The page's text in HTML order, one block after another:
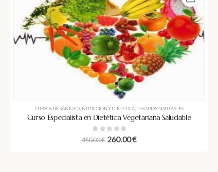
CURSOS DE SANIDAD, NUTRICIÓN Y DIETÉTICA, TERAPIAS NATURALES
Curso Especialista en Dietética Vegetariana Saludable
0out of 5
450.00€ 260.00€